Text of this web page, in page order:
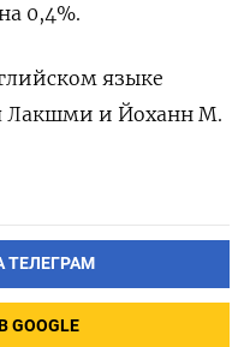
‌0,4%.
‌языке
​Лакшми и Йоханн ‌М.
ТЕЛЕГРАМ